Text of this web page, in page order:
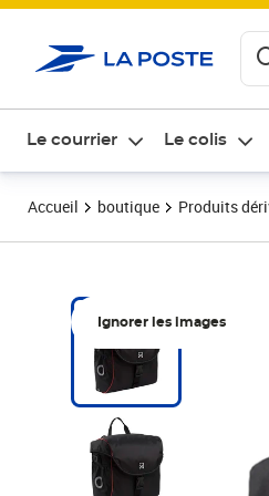
Le courrier Le colis
Accueil boutique Produits
Ignorer les images